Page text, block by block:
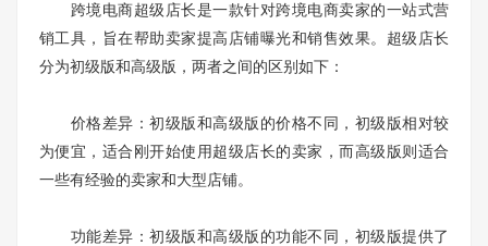
跨境电商超级店长是一款针对跨境电商卖家的一站式营
销工具，旨在帮助卖家提高店铺曝光和销售效果。超级店长
分为初级版和高级版，两者之间的区别如下：
价格差异：初级版和高级版的价格不同，初级版相对较
为便宜，适合刚开始使用超级店长的卖家，而高级版则适合
一些有经验的卖家和大型店铺。
功能差异：初级版和高级版的功能不同，初级版提供了